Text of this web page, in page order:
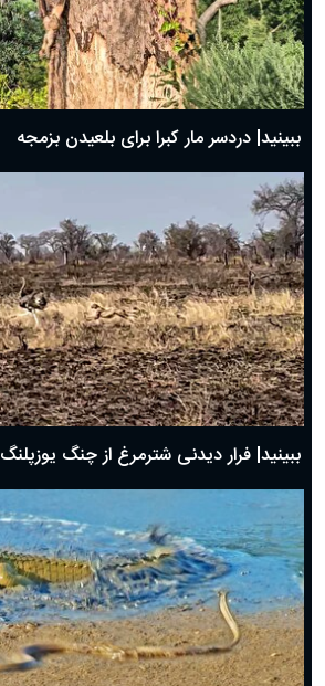
ببینید| دردسر مار کبرا برای بلعیدن بزمجه
ببینید| فرار دیدنی شترمرغ از چنگ یوزپلنگ